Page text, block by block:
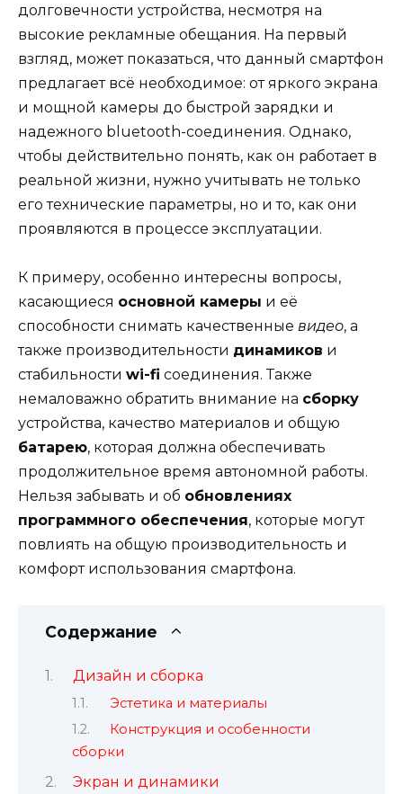
долговечности устройства, несмотря на
высокие рекламные обещания. На первый
взгляд, может показаться, что данный смартфон
предлагает всё необходимое: от яркого экрана
и мощной камеры до быстрой зарядки и
надежного bluetooth-соединения. Однако,
чтобы действительно понять, как он работает в
реальной жизни, нужно учитывать не только
его технические параметры, но и то, как они
проявляются в процессе эксплуатации.
К примеру, особенно интересны вопросы,
касающиеся основной камеры и её
способности снимать качественные видео, а
также производительности динамиков и
стабильности wi-fi соединения. Также
немаловажно обратить внимание на сборку
устройства, качество материалов и общую
батарею, которая должна обеспечивать
продолжительное время автономной работы.
Нельзя забывать и об обновлениях
программного обеспечения, которые могут
повлиять на общую производительность и
комфорт использования смартфона.
Содержание
Дизайн и сборка
Эстетика и материалы
Конструкция и особенности
сборки
Экран и динамики